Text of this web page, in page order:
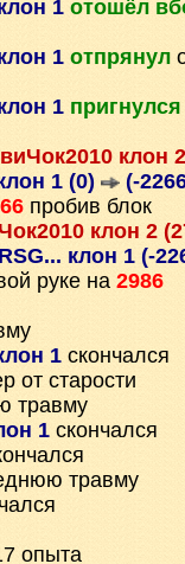
1 отошёл
1 отпрянул
1 пригнулся
клон
1 (0)
(-
пробив блок
клон 2
RSG... клон 1 (-
руке на 2986
1 скончался
от старости
травму
1 скончался
травму
опыта